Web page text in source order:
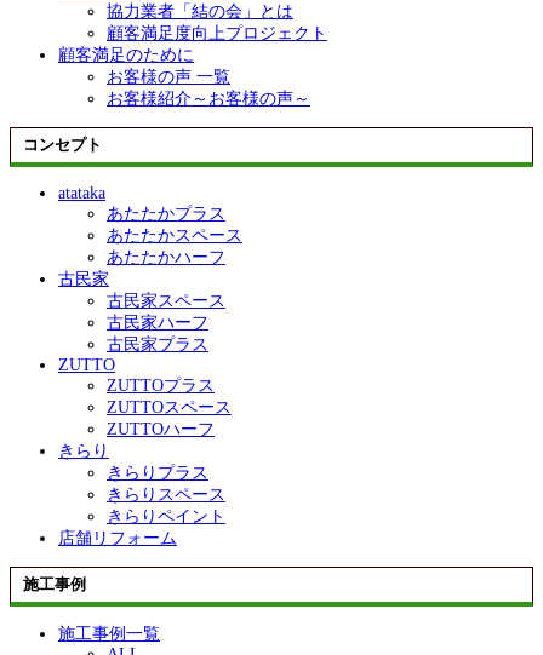
協力業者「結の会」とは
顧客満足度向上プロジェクト
顧客満足のために
お客様の声 一覧
お客様紹介～お客様の声～
コンセプト
atataka
あたたかプラス
あたたかスペース
あたたかハーフ
古民家
古民家スペース
古民家ハーフ
古民家プラス
ZUTTO
ZUTTOプラス
ZUTTOスペース
ZUTTOハーフ
きらり
きらりプラス
きらりスペース
きらりペイント
店舗リフォーム
施工事例
施工事例一覧